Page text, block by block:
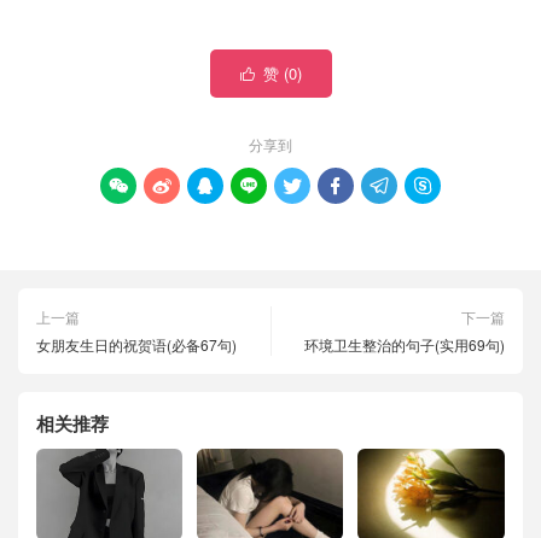
 赞 (0)
分享到
       
上一篇
女朋友生日的祝贺语(必备67句)
下一篇
环境卫生整治的句子(实用69句)
相关推荐